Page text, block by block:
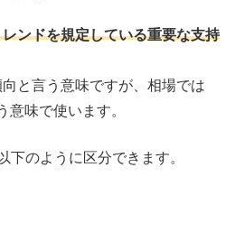
レンドを規定している重要な支持
と言う意味ですが、相場では
意味で使います。
下のように区分できます。